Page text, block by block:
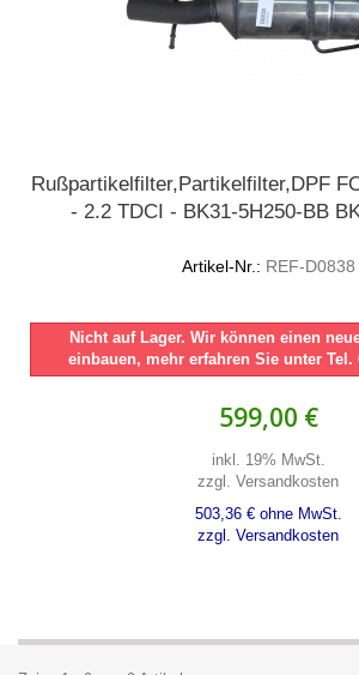
Rußpartikelfilter,Partikelfilter,DPF
- 2.2 TDCI - BK31-5H250-BB
Artikel-Nr.: REF-D0838
Nicht auf Lager. Wir können einen
einbauen, mehr erfahren Sie unter Tel.
599,00 €
inkl. 19% MwSt.
zzgl. Versandkosten
503,36 € ohne MwSt.
zzgl. Versandkosten